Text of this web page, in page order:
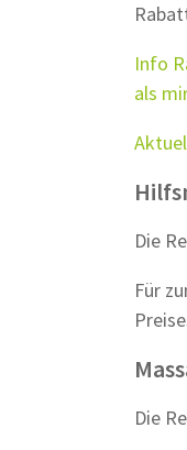
Info
als
Die
Für
Die